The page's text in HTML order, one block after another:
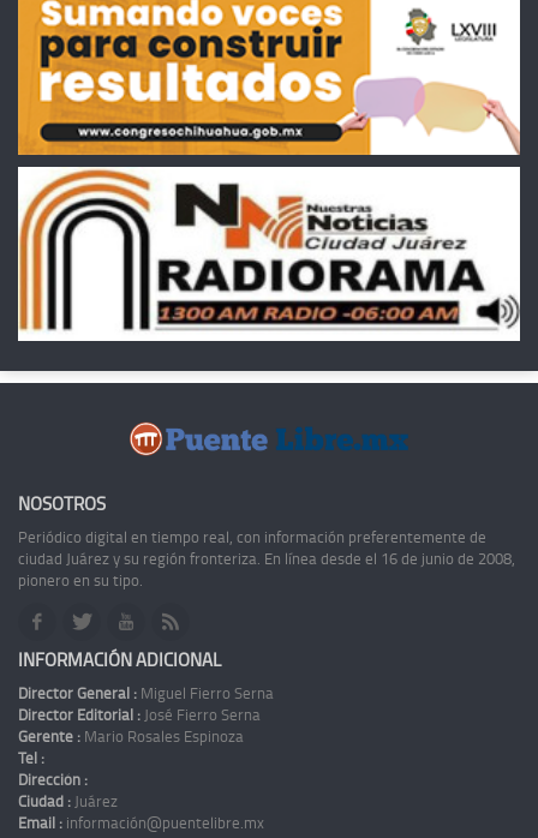
NOSOTROS
Periódico digital en tiempo real, con información preferentemente de
ciudad Juárez y su región fronteriza. En línea desde el 16 de junio de 2008,
pionero en su tipo.
INFORMACIÓN ADICIONAL
Director General : Miguel Fierro Serna
Director Editorial : José Fierro Serna
Gerente : Mario Rosales Espinoza
Tel :
Dirección :
Ciudad : Juárez
Email : información@puentelibre.mx